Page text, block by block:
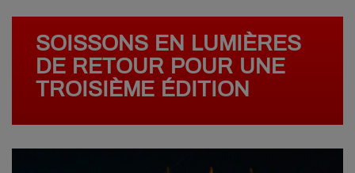
SOISSONS EN LUMIÈRES
DE RETOUR POUR UNE
TROISIÈME ÉDITION